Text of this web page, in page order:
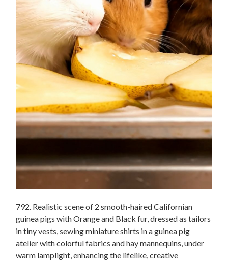
792. Realistic scene of 2 smooth-haired Californian
guinea pigs with Orange and Black fur, dressed as tailors
in tiny vests, sewing miniature shirts in a guinea pig
atelier with colorful fabrics and hay mannequins, under
warm lamplight, enhancing the lifelike, creative